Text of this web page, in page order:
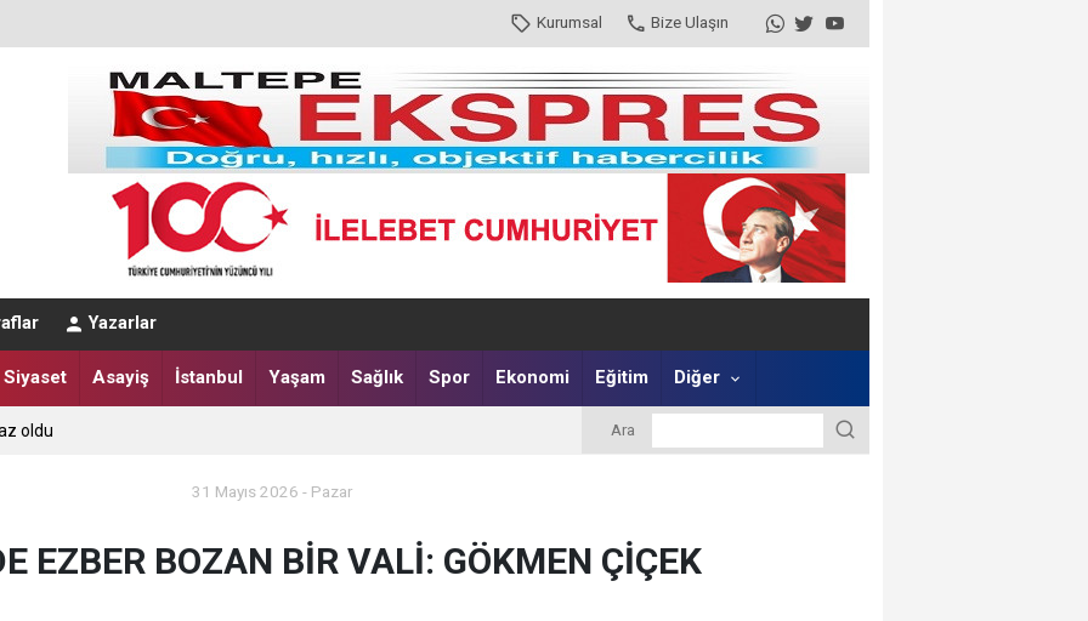
Kurumsal Bize Ulaşın
Yazarlar
Siyaset Asayiş İstanbul Yaşam Sağlık Spor Ekonomi Eğitim Diğer
oldu Ara
31 Mayıs 2026 - Pazar
EZBER BOZAN BİR VALİ: ‎GÖKMEN ÇİÇEK